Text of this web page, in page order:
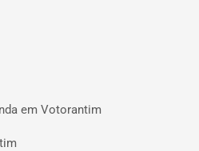
em Votorantim